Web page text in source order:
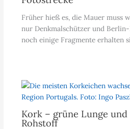
Früher hieß es, die Mauer muss
nur Denkmalschützer und
noch einige Fragmente erhalten
Kork – grüne Lunge
Rohstoff